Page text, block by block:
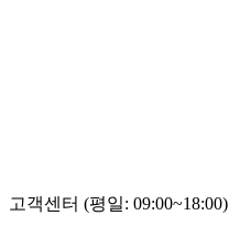
고객센터 (평일: 09:00~18:00)